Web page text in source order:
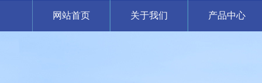
网站首页 关于我们 产品中心